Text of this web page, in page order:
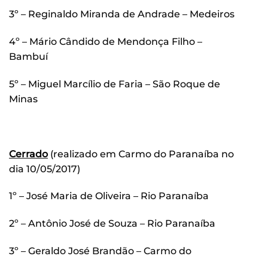
3º – Reginaldo Miranda de Andrade – Medeiros
4º – Mário Cândido de Mendonça Filho –
Bambuí
5º – Miguel Marcílio de Faria – São Roque de
Minas
Cerrado(realizado em Carmo do Paranaíba no
dia 10/05/2017)
1º – José Maria de Oliveira – Rio Paranaíba
2º – Antônio José de Souza – Rio Paranaíba
3º – Geraldo José Brandão – Carmo do